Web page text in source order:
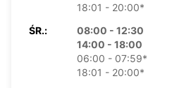
18:01 - 20:00*
ŚR.:
08:00 - 12:30
14:00 - 18:00
06:00 - 07:59*
18:01 - 20:00*